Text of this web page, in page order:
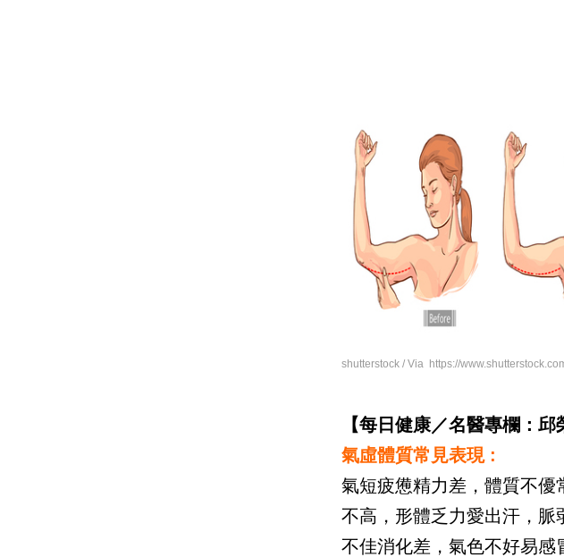
shutterstock / Via https://
【每日健康／名醫專欄：
氣虛體質常見表現 :
氣短疲憊精力差，體質不優
不高，形體乏力愛出汗，脈
不佳消化差，氣色不好易感